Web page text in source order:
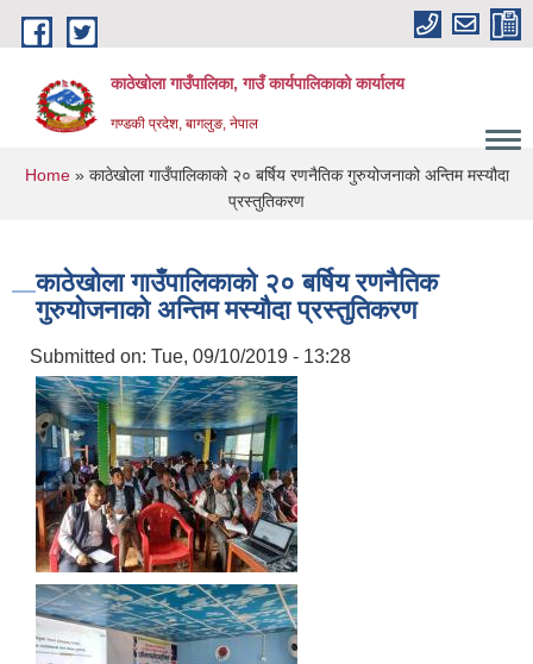
Skip to main content
काठेखोला गाउँपालिका, गाउँ कार्यपालिकाको कार्यालय
गण्डकी प्रदेश, बागलुङ, नेपाल
You are here
Home» काठेखोला गाउँपालिकाको २० बर्षिय रणनैतिक गुरुयोजनाको अन्तिम मस्यौदा
प्रस्तुतिकरण
काठेखोला गाउँपालिकाको २० बर्षिय रणनैतिक
गुरुयोजनाको अन्तिम मस्यौदा प्रस्तुतिकरण
Submitted on: Tue, 09/10/2019 - 13:28